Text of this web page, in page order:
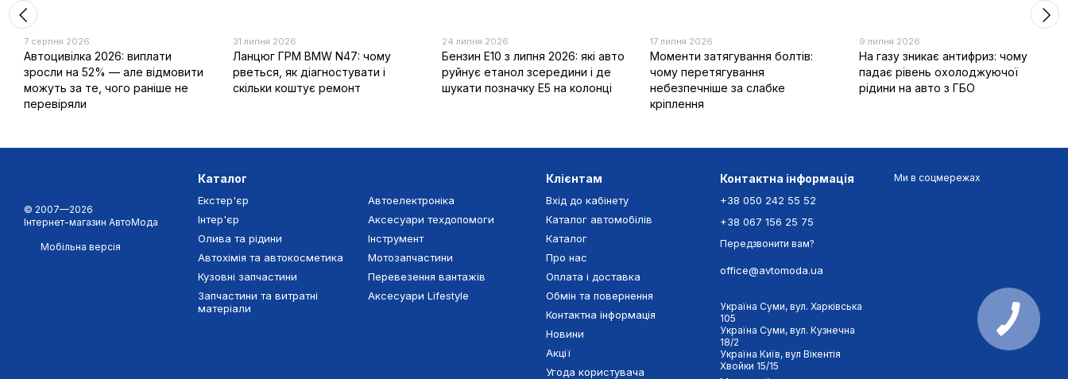
7 серпня 2026
Автоцивілка 2026: виплати
зросли на 52% — але відмовити
можуть за те, чого раніше не
перевіряли
31 липня 2026
Ланцюг ГРМ BMW N47: чому
рветься, як діагностувати і
скільки коштує ремонт
24 липня 2026
Бензин E10 з липня 2026: які авто
руйнує етанол зсередини і де
шукати позначку E5 на колонці
17 липня 2026
Моменти затягування болтів:
чому перетягування
небезпечніше за слабке
кріплення
9 липня 2026
На газу зникає антифриз: чому
падає рівень охолоджуючої
рідини на авто з ГБО
© 2007—2026
Інтернет-магазин АвтоМода
Мобільна версія
Каталог
Екстер'єр
Інтер'єр
Олива та рідини
Автохімія та автокосметика
Кузовні запчастини
Запчастини та витратні
матеріали
Автоелектроніка
Аксесуари техдопомоги
Інструмент
Мотозапчастини
Перевезення вантажів
Аксесуари Lifestyle
Клієнтам
Вхід до кабінету
Каталог автомобілів
Каталог
Про нас
Оплата і доставка
Обмін та повернення
Контактна інформація
Новини
Акції
Угода користувача
Контактна інформація
+38 050 242 55 52
+38 067 156 25 75
Передзвонити вам?
office@avtomoda.ua
Україна Суми, вул. Харківська
105
Україна Суми, вул. Кузнечна
18/2
Україна Київ, вул Вікентія
Хвойки 15/15
Ми в соцмережах